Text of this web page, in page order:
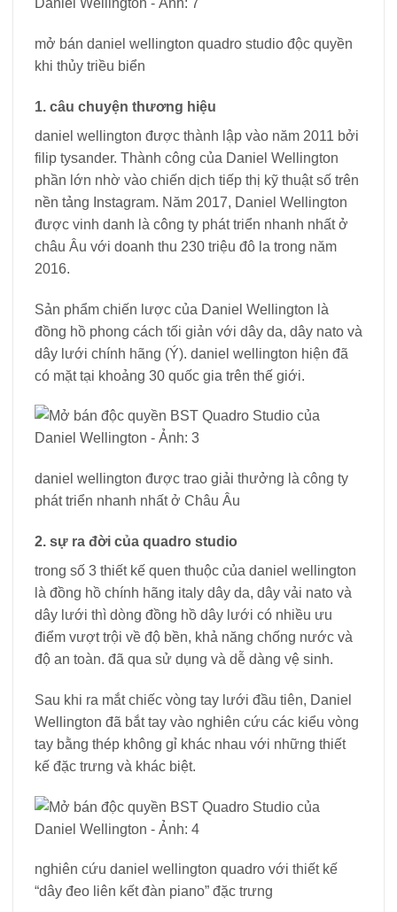
mở bán daniel wellington quadro studio độc quyền
khi thủy triều biển
1. câu chuyện thương hiệu
daniel wellington được thành lập vào năm 2011 bởi
filip tysander. Thành công của Daniel Wellington
phần lớn nhờ vào chiến dịch tiếp thị kỹ thuật số trên
nền tảng Instagram. Năm 2017, Daniel Wellington
được vinh danh là công ty phát triển nhanh nhất ở
châu Âu với doanh thu 230 triệu đô la trong năm
2016.
Sản phẩm chiến lược của Daniel Wellington là
đồng hồ phong cách tối giản với dây da, dây nato và
dây lưới chính hãng (Ý). daniel wellington hiện đã
có mặt tại khoảng 30 quốc gia trên thế giới.
daniel wellington được trao giải thưởng là công ty
phát triển nhanh nhất ở Châu Âu
2. sự ra đời của quadro studio
trong số 3 thiết kế quen thuộc của daniel wellington
là đồng hồ chính hãng italy dây da, dây vải nato và
dây lưới thì dòng đồng hồ dây lưới có nhiều ưu
điểm vượt trội về độ bền, khả năng chống nước và
độ an toàn. đã qua sử dụng và dễ dàng vệ sinh.
Sau khi ra mắt chiếc vòng tay lưới đầu tiên, Daniel
Wellington đã bắt tay vào nghiên cứu các kiểu vòng
tay bằng thép không gỉ khác nhau với những thiết
kế đặc trưng và khác biệt.
nghiên cứu daniel wellington quadro với thiết kế
“dây đeo liên kết đàn piano” đặc trưng